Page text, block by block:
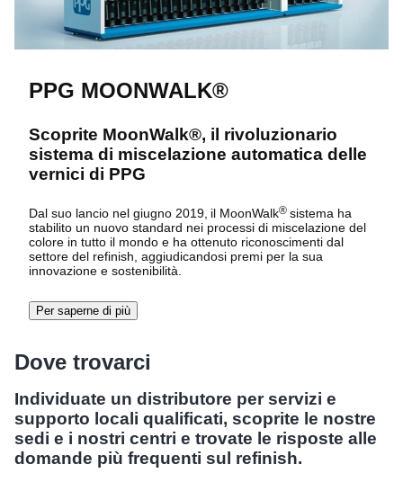
PPG MOONWALK®
Scoprite MoonWalk®, il rivoluzionario
sistema di miscelazione automatica delle
vernici di PPG
Dal suo lancio nel giugno 2019, il MoonWalk® sistema ha
stabilito un nuovo standard nei processi di miscelazione del
colore in tutto il mondo e ha ottenuto riconoscimenti dal
settore del refinish, aggiudicandosi premi per la sua
innovazione e sostenibilità.
Per saperne di più
Dove trovarci
Individuate un distributore per servizi e
supporto locali qualificati, scoprite le nostre
sedi e i nostri centri e trovate le risposte alle
domande più frequenti sul refinish.